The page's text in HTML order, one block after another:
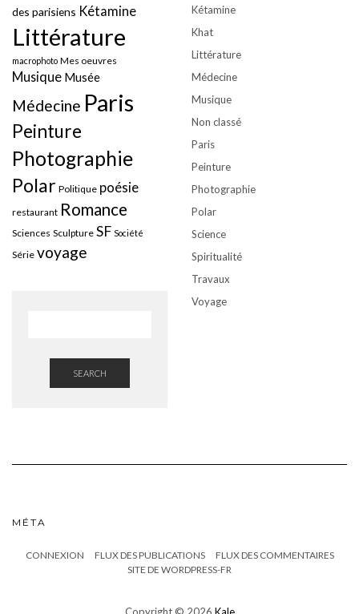
des parisiens Kétamine
Littérature
macrophoto Mes oeuvres
Musique Musée
Médecine Paris
Peinture
Photographie
Polar Politique poésie
restaurant Romance
Sciences Sculpture SF Société
Série voyage
SEARCH
Kétamine
Khat
Littérature
Médecine
Musique
Non classé
Paris
Peinture
Photographie
Polar
Science
Spiritualité
Travaux
Voyage
MÉTA
CONNEXION FLUX DES PUBLICATIONS
FLUX DES COMMENTAIRES
SITE DE WORDPRESS-FR